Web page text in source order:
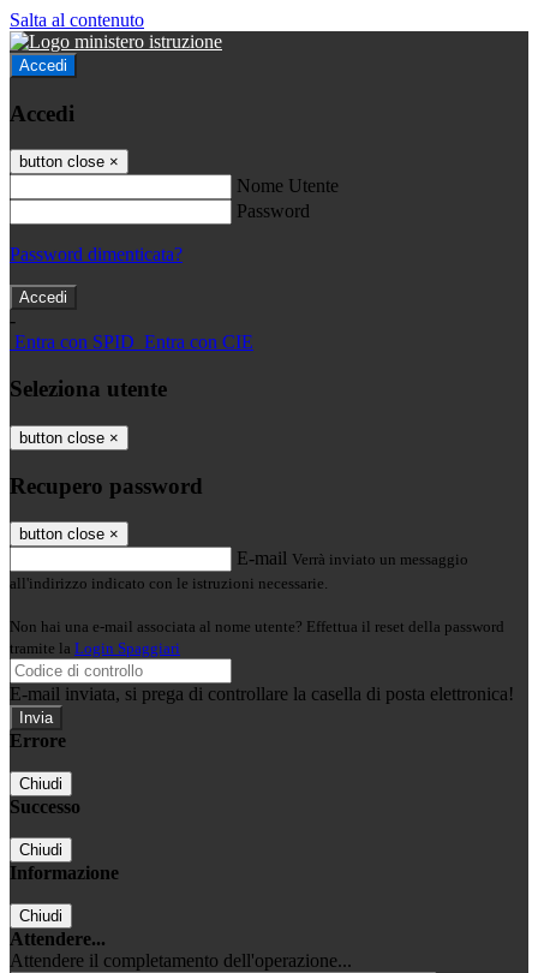
Salta al contenuto
Accedi
Accedi
button close ×
Nome Utente
Password
Password dimenticata?
-
Entra con SPID Entra con CIE
Seleziona utente
button close ×
Recupero password
button close ×
E-mail Verrà inviato un messaggio
all'indirizzo indicato con le istruzioni necessarie.
Non hai una e-mail associata al nome utente? Effettua il reset della password
tramite la Login Spaggiari
E-mail inviata, si prega di controllare la casella di posta elettronica!
Errore
Chiudi
Successo
Chiudi
Informazione
Chiudi
Attendere...
Attendere il completamento dell'operazione...